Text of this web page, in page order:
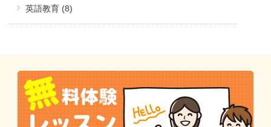
英語教育 (8)